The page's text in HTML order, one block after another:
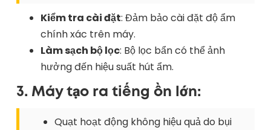
Kiểm tra cài đặt: Đảm bảo cài đặt độ ẩm
chính xác trên máy.
Làm sạch bộ lọc: Bộ lọc bẩn có thể ảnh
hưởng đến hiệu suất hút ẩm.
3. Máy tạo ra tiếng ồn lớn:
Quạt hoạt động không hiệu quả do bụi